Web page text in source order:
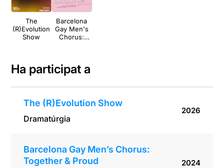
The
(R)Evolution
Show
Barcelona
Gay Men's
Chorus:
Ha participat a
The (R)Evolution Show
Dramatúrgia
2026
Barcelona Gay Men’s Chorus:
Together & Proud
2024